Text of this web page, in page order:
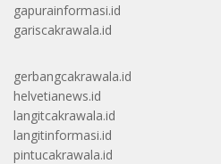
gapurainformasi.id
gariscakrawala.id
gerbangcakrawala.id
helvetianews.id
langitcakrawala.id
langitinformasi.id
pintucakrawala.id